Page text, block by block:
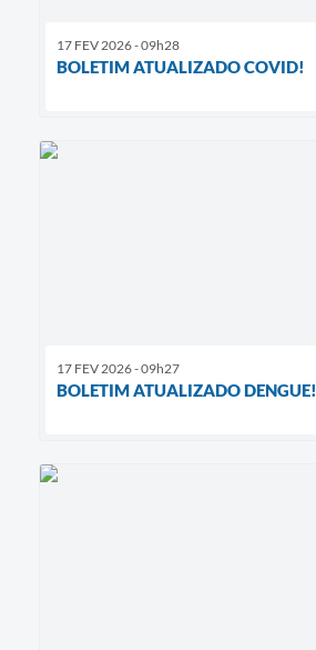
17 FEV 2026 - 09h28
BOLETIM ATUALIZADO COVID!
17 FEV 2026 - 09h27
BOLETIM ATUALIZADO DENGUE!